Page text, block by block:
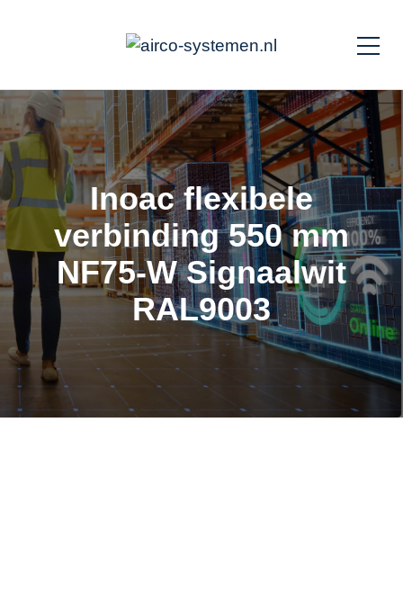
Inoac flexibele
verbinding 550 mm
NF75-W Signaalwit
RAL9003